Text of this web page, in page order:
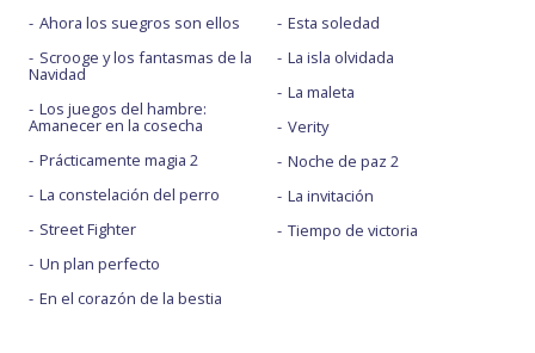
Ahora los suegros son ellos
Scrooge y los fantasmas de la
Navidad
Los juegos del hambre:
Amanecer en la cosecha
Prácticamente magia 2
La constelación del perro
Street Fighter
Un plan perfecto
En el corazón de la bestia
Esta soledad
La isla olvidada
La maleta
Verity
Noche de paz 2
La invitación
Tiempo de victoria